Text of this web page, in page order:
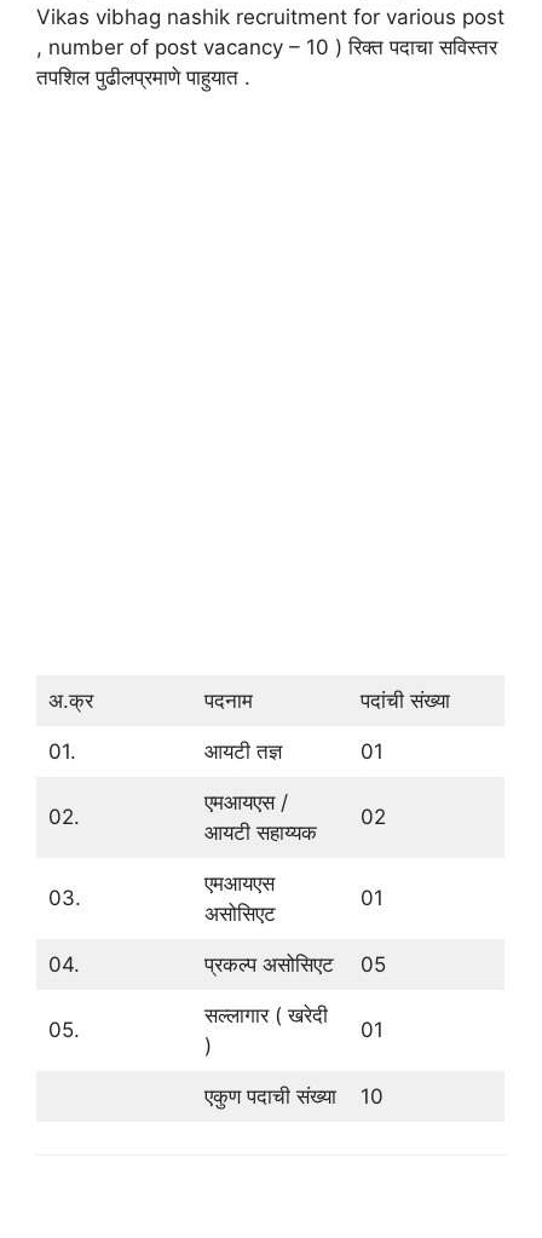
Vikas vibhag nashik recruitment for various post
, number of post vacancy – 10 ) रिक्त पदाचा सविस्तर
तपशिल पुढीलप्रमाणे पाहुयात .
अ.क्र पदनाम पदांची संख्या
01. आयटी तज्ञ 01
02.
एमआयएस /
आयटी सहाय्यक
02
03.
एमआयएस
असोसिएट
01
04. प्रकल्प असोसिएट 05
05.
सल्लागार ( खरेदी
)
01
एकुण पदाची संख्या 10